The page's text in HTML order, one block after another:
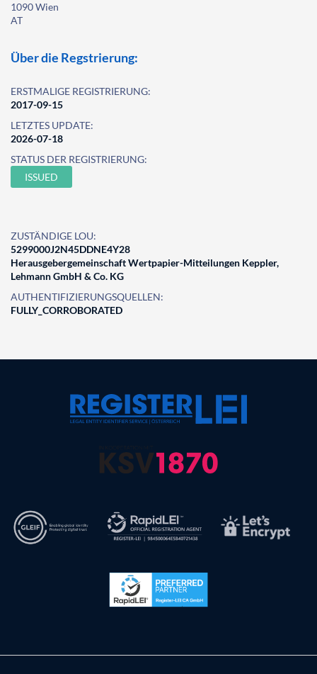
1090 Wien
AT
Über die Regstrierung:
ERSTMALIGE REGISTRIERUNG:
2017-09-15
LETZTES UPDATE:
2026-07-18
STATUS DER REGISTRIERUNG:
ISSUED
ZUSTÄNDIGE LOU:
5299000J2N45DDNE4Y28
Herausgebergemeinschaft Wertpapier-Mitteilungen Keppler,
Lehmann GmbH & Co. KG
AUTHENTIFIZIERUNGSQUELLEN:
FULLY_CORROBORATED